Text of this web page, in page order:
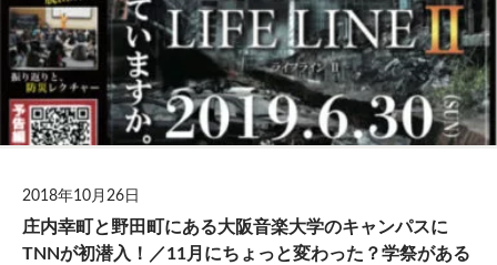
2018年10月26日
庄内幸町と野田町にある大阪音楽大学のキャンパスに
TNNが初潜入！／11月にちょっと変わった？学祭がある